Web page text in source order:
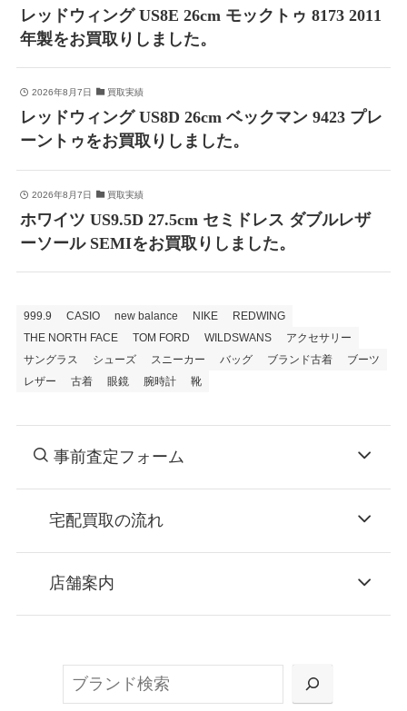
レッドウィング US8E 26cm モックトゥ 8173 2011
年製をお買取りしました。
2026年8月7日 買取実績
レッドウィング US8D 26cm ベックマン 9423 プレ
ーントゥをお買取りしました。
2026年8月7日 買取実績
ホワイツ US9.5D 27.5cm セミドレス ダブルレザ
ーソール SEMIをお買取りしました。
999.9 CASIO new balance NIKE
REDWING
THE NORTH FACE
TOM FORD WILDSWANS
アクセサリー
サングラス
シューズ スニーカー バッグ ブランド古着
ブーツ
レザー
古着 眼鏡 腕時計 靴
事前査定フォーム
宅配買取の流れ
お申込み
または梱包材不要の「集荷申込」からお選び
店舗案内